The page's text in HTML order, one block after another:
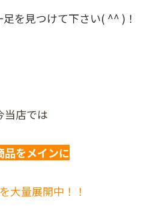
を見つけて下さい( ^^ )！
当店では
品をメインに
大量展開中！！